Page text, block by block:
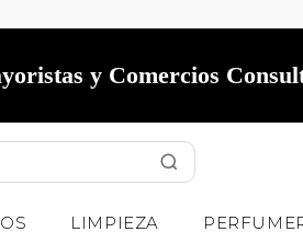
y Comercios
LIMPIEZA